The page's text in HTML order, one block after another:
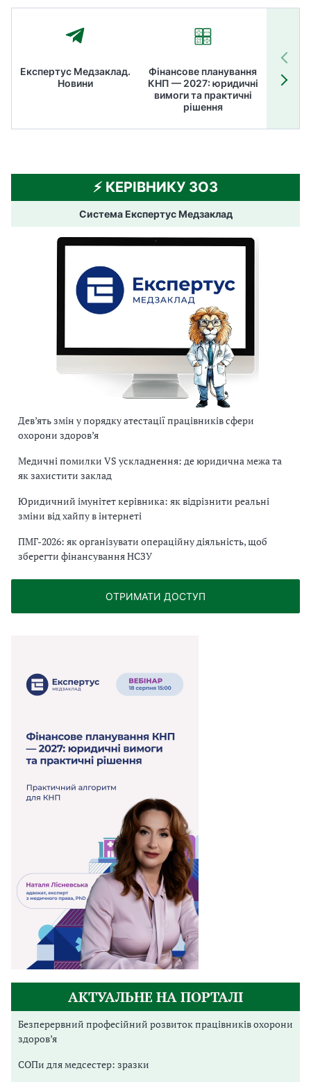
Експертус Медзаклад.
Новини
Фінансове планування
КНП — 2027: юридичні
вимоги та практичні
рішення
⚡️ КЕРІВНИКУ ЗОЗ
Система Експертус Медзаклад
Дев’ять змін у порядку атестації працівників сфери
охорони здоров’я
Медичні помилки VS ускладнення: де юридична межа та
як захистити заклад
Юридичний імунітет керівника: як відрізнити реальні
зміни від хайпу в інтернеті
ПМГ-2026: як організувати операційну діяльність, щоб
зберегти фінансування НСЗУ
ОТРИМАТИ ДОСТУП
АКТУАЛЬНЕ НА ПОРТАЛІ
Безперервний професійний розвиток працівників охорони
здоров’я
СОПи для медсестер: зразки